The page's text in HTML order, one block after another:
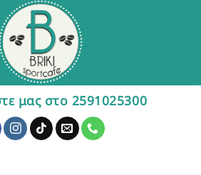
μας στο 2591025300